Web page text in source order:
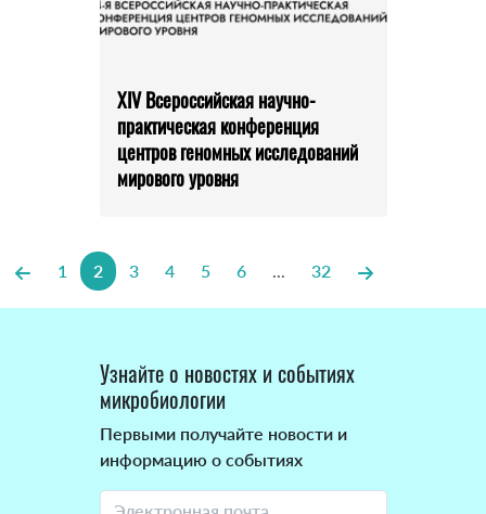
XIV Всероссийская научно-
практическая конференция
центров геномных исследований
мирового уровня
1 2 3 4 5 6 ... 32
Узнайте о новостях и событиях
микробиологии
Первыми получайте новости и
информацию о событиях